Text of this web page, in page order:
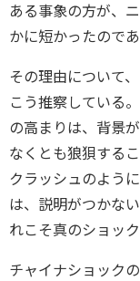
ある事象の方が、
かに短かったのであ
その理由について
こう推察している
の高まりは、背景
なくとも狼狽する
クラッシュのよう
は、説明がつかな
れこそ真のショッ
チャイナショック